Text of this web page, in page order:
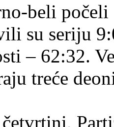
beli počeli
su seriju
– 62:32.
treće